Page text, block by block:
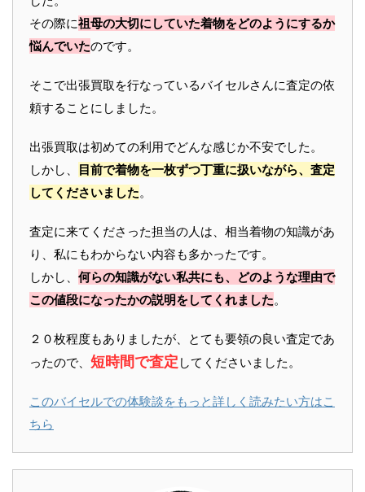
その際に祖母の大切にしていた着物をどのようにするか
悩んでいたのです。
そこで出張買取を行なっているバイセルさんに査定の依
頼することにしました。
出張買取は初めての利用でどんな感じか不安でした。
しかし、
目前で着物を一枚ずつ丁重に扱いながら、査定
してくださいました。
査定に来てくださった担当の人は、相当着物の知識があ
り、私にもわからない内容も多かったです。
しかし、 何らの知識がない私共にも、どのような理由で
この値段になったかの説明をしてくれました。
２０枚程度もありましたが、とても要領の良い査定であ
ったので、 短時間で査定 してくださいました。
このバイセルでの体験談をもっと詳しく読みたい方はこ
ちら